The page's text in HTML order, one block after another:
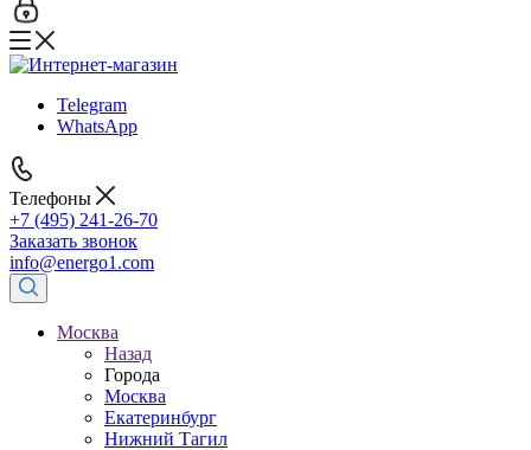
Telegram
WhatsApp
Телефоны
+7 (495) 241-26-70
Заказать звонок
info@energo1.com
Москва
Назад
Города
Москва
Екатеринбург
Нижний Тагил